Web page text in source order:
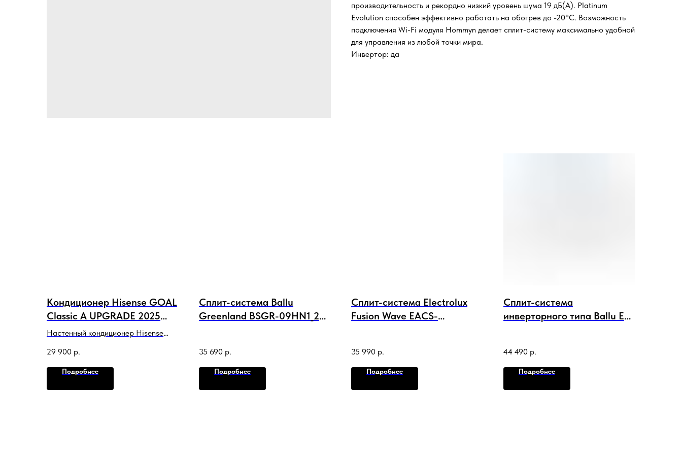
производительность и рекордно низкий уровень шума 19 дБ(А). Platinum
Evolution способен эффективно работать на обогрев до -20°С. Возможность
подключения Wi-Fi модуля Hommyn делает сплит-систему максимально удобной
для управления из любой точки мира.
Инвертор: да
Кондиционер Hisense GOAL
Classic A UPGRADE 2025
WI-FI
Настенный кондиционер Hisense
07HW4RLRCA00A WI-FI
поставляется вместе со встроенным
29 900 р.
Подробнее
Сплит-система Ballu
Greenland BSGR-09HN1_22Y
35 690 р.
Подробнее
Сплит-система Electrolux
Fusion Wave EACS-
35 990 р.
Подробнее
Сплит-система
инверторного типа Ballu Eco
44 490 р.
Подробнее